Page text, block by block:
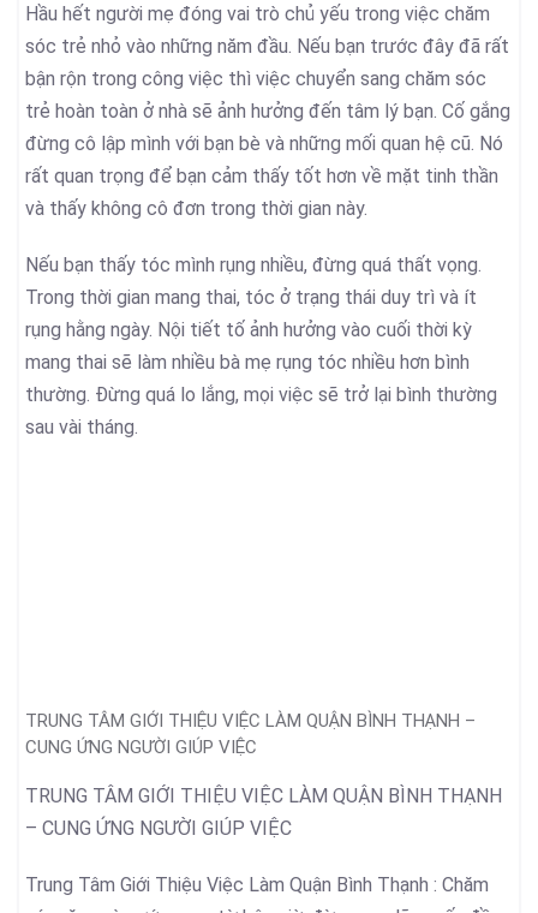
Hầu hết người mẹ đóng vai trò chủ yếu trong việc chăm
sóc trẻ nhỏ vào những năm đầu. Nếu bạn trước đây đã rất
bận rộn trong công việc thì việc chuyển sang chăm sóc
trẻ hoàn toàn ở nhà sẽ ảnh hưởng đến tâm lý bạn. Cố gắng
đừng cô lập mình với bạn bè và những mối quan hệ cũ. Nó
rất quan trọng để bạn cảm thấy tốt hơn về mặt tinh thần
và thấy không cô đơn trong thời gian này.
Nếu bạn thấy tóc mình rụng nhiều, đừng quá thất vọng.
Trong thời gian mang thai, tóc ở trạng thái duy trì và ít
rụng hằng ngày. Nội tiết tố ảnh hưởng vào cuối thời kỳ
mang thai sẽ làm nhiều bà mẹ rụng tóc nhiều hơn bình
thường. Đừng quá lo lắng, mọi việc sẽ trở lại bình thường
sau vài tháng.
TRUNG TÂM GIỚI THIỆU VIỆC LÀM QUẬN BÌNH THẠNH –
CUNG ỨNG NGƯỜI GIÚP VIỆC
TRUNG TÂM GIỚI THIỆU VIỆC LÀM QUẬN BÌNH THẠNH
– CUNG ỨNG NGƯỜI GIÚP VIỆC
Trung Tâm Giới Thiệu Việc Làm Quận Bình Thạnh : Chăm